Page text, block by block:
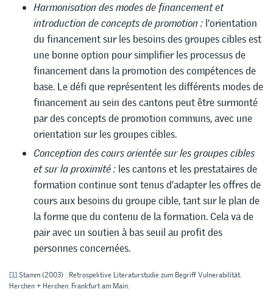
Harmonisation des modes de financement et
introduction de concepts de promotion : l’orientation
du financement sur les besoins des groupes cibles est
une bonne option pour simplifier les processus de
financement dans la promotion des compétences de
base. Le défi que représentent les différents modes de
financement au sein des cantons peut être surmonté
par des concepts de promotion communs, avec une
orientation sur les groupes cibles.
Conception des cours orientée sur les groupes cibles
et sur la proximité : les cantons et les prestataires de
formation continue sont tenus d’adapter les offres de
cours aux besoins du groupe cible, tant sur le plan de
la forme que du contenu de la formation. Cela va de
pair avec un soutien à bas seuil au profit des
personnes concernées.
[1]Stamm (2003) : Retrospektive Literaturstudie zum Begriff Vulnerabilität.
Herchen + Herchen. Frankfurt am Main.